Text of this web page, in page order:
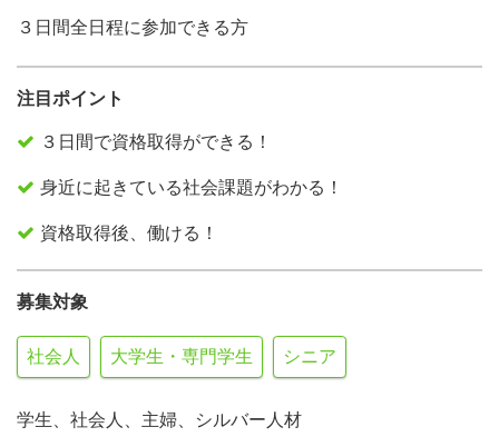
３日間全日程に参加できる方
注目ポイント
３日間で資格取得ができる！
身近に起きている社会課題がわかる！
資格取得後、働ける！
募集対象
社会人 大学生・専門学生 シニア
学生、社会人、主婦、シルバー人材